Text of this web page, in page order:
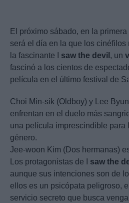
El próximo sábado, en la
será el día en la que los
la fascinante I saw the devil , un
fascinó a los cientos de
película en el último festival de
Choi Min-sik (Oldboy) y Lee
enfrentan en el duelo más
una película imprescindible para
género.
Jee-woon Kim (Dos hermanas)
Los protagonistas de I saw the
aunque sus intenciones son de
ellos es un psicópata peligroso,
servicio secreto que busca